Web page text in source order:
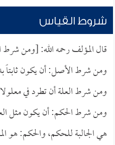
شروط القياس
قال المؤلف رحمه الله: [ومن
ومن شرط الأصل: أن يكون ثابتاً
ومن شرط العلة أن تطرد في
ومن شرط الحكم: أن يكون مثل
هي الجالبة للحكم، والحكم: هو